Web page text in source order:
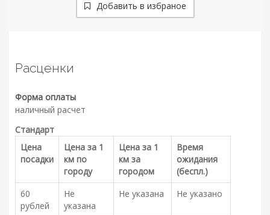
Добавить в избраное
Расценки
Форма оплаты
наличный расчет
Стандарт
Цена
посадки
Цена за 1
км по
городу
Цена за 1
км за
городом
Время
ожидания
(беспл.)
60
рублей
Не
указана
Не указана Не указано